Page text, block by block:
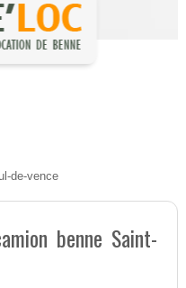
de-vence
benne Saint-